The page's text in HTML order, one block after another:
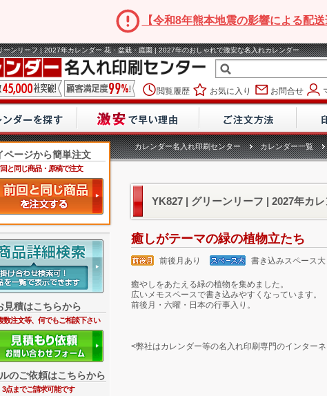
【令和8年熊本地震の影響による配
ーンリーフ | 2027年カレンダー 花・盆栽・庭園 | 2027年のおしゃれで激安な名入れカレンダー
閲覧履歴 お気に入り お問合せ
ページから簡単注文
と同じ商品・原稿で注文
見積はこちらから
数注文等、何でもご相談下さい
のご依頼はこちらから
3点までご請求可能です
カレンダー名入れ印刷センター カレンダー一覧
YK827 | グリーンリーフ | 2027年カ
癒しがテーマの緑の植物立たち
前後月あり 書き込みスペース大
癒やしをあたえる緑の植物を集めました。
広いメモスペースで書き込みやすくなっています。
前後月・六曜・日本の行事入り。
<弊社はカレンダー等の名入れ印刷専門のインター